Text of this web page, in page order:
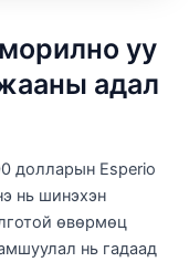
уу
адал
долларын Esperio
нь шинэхэн
өвөрмөц
нь гадаад